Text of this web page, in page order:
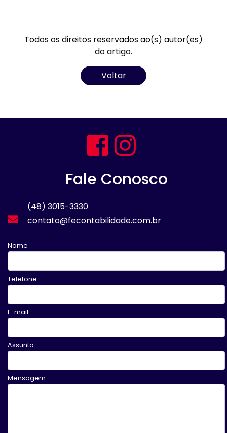
Todos os direitos reservados ao(s) autor(es)
do artigo.
Voltar
Fale Conosco
(48) 3015-3330
contato@fecontabilidade.com.br
Nome
Telefone
E-mail
Assunto
Mensagem